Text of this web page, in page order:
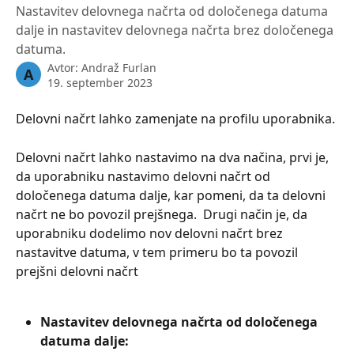
Nastavitev delovnega načrta od določenega datuma
dalje in nastavitev delovnega načrta brez določenega
datuma.
A Avtor: Andraž Furlan
19. september 2023
Delovni načrt lahko zamenjate na profilu uporabnika.
Delovni načrt lahko nastavimo na dva načina, prvi je,
da uporabniku nastavimo delovni načrt od
določenega datuma dalje, kar pomeni, da ta delovni
načrt ne bo povozil prejšnega.  Drugi način je, da
uporabniku dodelimo nov delovni načrt brez
nastavitve datuma, v tem primeru bo ta povozil
prejšni delovni načrt
Nastavitev delovnega načrta od določenega
datuma dalje: